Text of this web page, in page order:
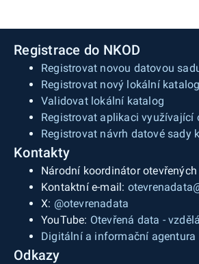
Registrace do NKOD
Registrovat novou datovou
Registrovat nový lokální katalog
Validovat lokální katalog
Registrovat aplikaci využívající
Registrovat návrh datové sady
Kontakty
Národní koordinátor
Kontaktní e-mail:
X: @otevrenadata
YouTube: Otevřená data -
Digitální a informační agentura
Odkazy